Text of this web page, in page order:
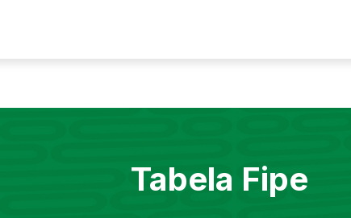
Tabela Fipe